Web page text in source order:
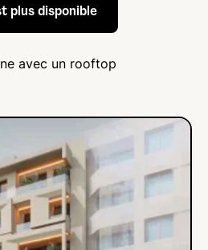
plus disponible
avec un rooftop